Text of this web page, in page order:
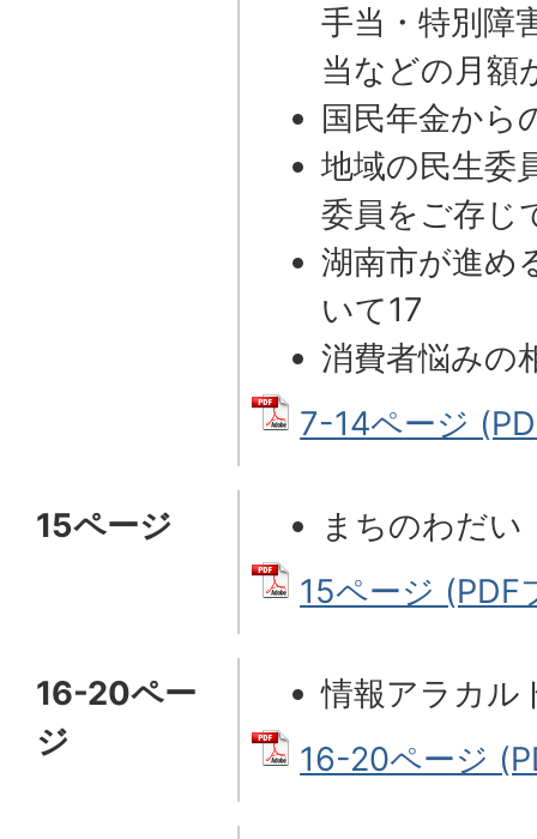
手当・特別障
当などの月額
国民年金から
地域の民生委
委員をご存じ
湖南市が進め
いて17
消費者悩みの
7-14ページ
15ページ
まちのわだい
15ページ (PDF
16-20ペー
ジ
情報アラカル
16-20ページ